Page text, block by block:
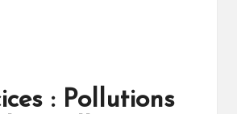
: Pollutions